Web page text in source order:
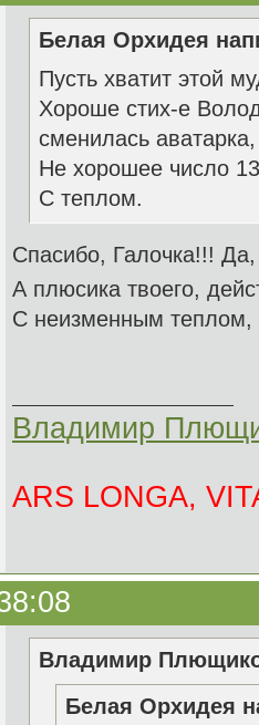
Белая Орхидея
Пусть хватит этой
Хороше стих-е
сменилась
Не хорошее число
С теплом.
Спасибо, Галочка!!!
А плюсика твоего,
С неизменным теплом,
Владимир
ARS LONGA,
Владимир
Белая Орхидея